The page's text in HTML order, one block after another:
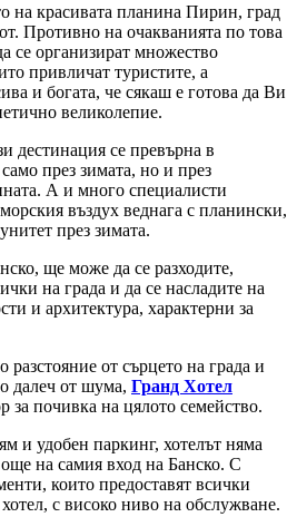
на красивата планина Пирин, град
Противно на очакванията по това
се организират множество
привличат туристите, а
и богата, че сякаш е готова да Ви
великолепие.
дестинация се превърна в
през зимата, но и през
А и много специалисти
въздух веднага с планински,
през зимата.
ще може да се разходите,
на града и да се насладите на
и архитектура, характерни за
от сърцето на града и
далеч от шума, Гранд Хотел
за почивка на цялото семейство.
и удобен паркинг, хотелът няма
още на самия вход на Банско. С
които предоставят всички
с високо ниво на обслужване.